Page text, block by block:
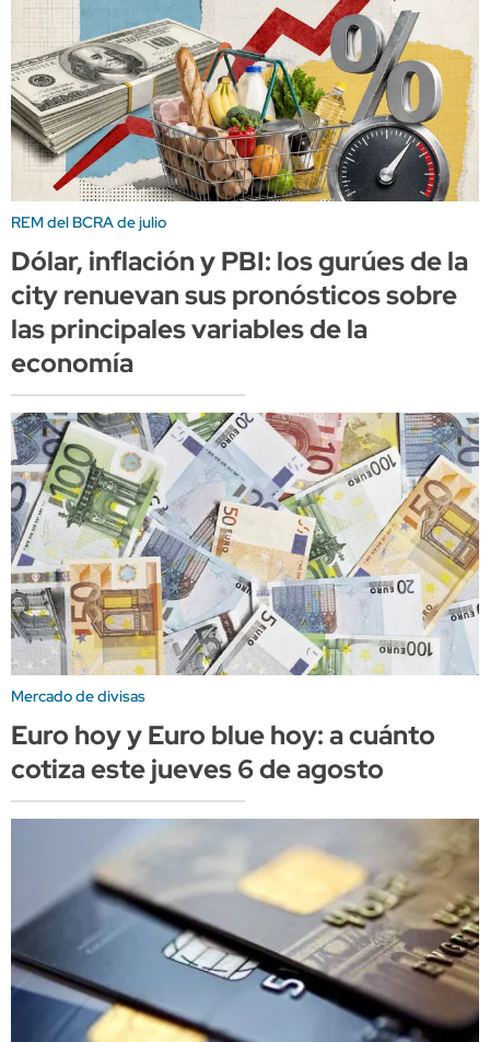
REM del BCRA de julio
Dólar, inflación y PBI: los gurúes de la
city renuevan sus pronósticos sobre
las principales variables de la
economía
Mercado de divisas
Euro hoy y Euro blue hoy: a cuánto
cotiza este jueves 6 de agosto